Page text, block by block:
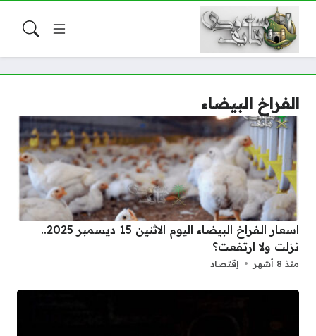
الفراخ البيضاء
اسعار الفراخ البيضاء اليوم الاثنين 15 ديسمبر 2025..
نزلت ولا ارتفعت؟
منذ 8 أشهر إقتصاد